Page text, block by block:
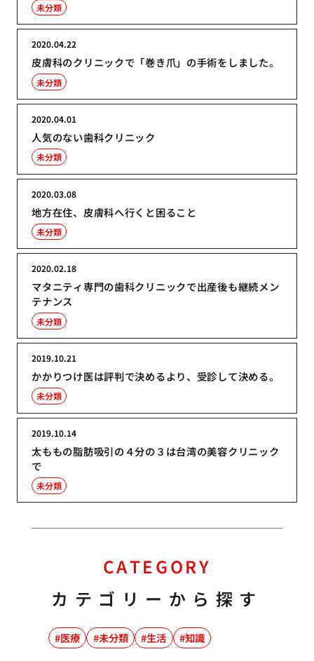
未分類
皮膚科のクリニックで「巻き爪」の手術をしました。
2020.04.22
未分類
人気のない歯科クリニック
2020.04.01
未分類
地方在住、皮膚科へ行くと困ること
2020.03.08
未分類
マタニティ専門の歯科クリニックで出産後も継続メン
テナンス
2020.02.18
未分類
かかりつけ医は評判で決めるより、受診して決める。
2019.10.21
未分類
太ももの脂肪吸引の４分の３は台湾の美容クリニック
で
2019.10.14
未分類
CATEGORY
カテゴリーから探す
医療 未分類 生活 知識